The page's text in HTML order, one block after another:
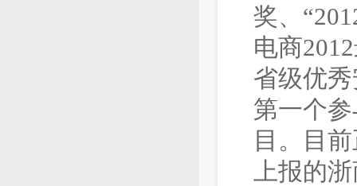
奖、
电商
省级优
第一个
目。目
上报的